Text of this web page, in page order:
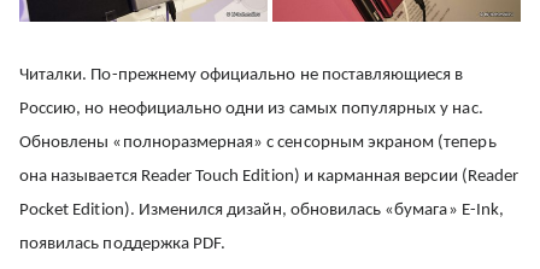
Читалки. По-прежнему официально не поставляющиеся в
Россию, но неофициально одни из самых популярных у нас.
Обновлены «полноразмерная» c сенсорным экраном (теперь
она называется Reader Touch Edition) и карманная версии (Reader
Pocket Edition). Изменился дизайн, обновилась «бумага» E-Ink,
появилась поддержка PDF.